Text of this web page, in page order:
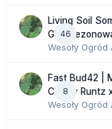
46
Living Soil
GHS
Wesoły Ogród
8
Fast Bud42 |
Cherry Runtz
Wesoły Ogród